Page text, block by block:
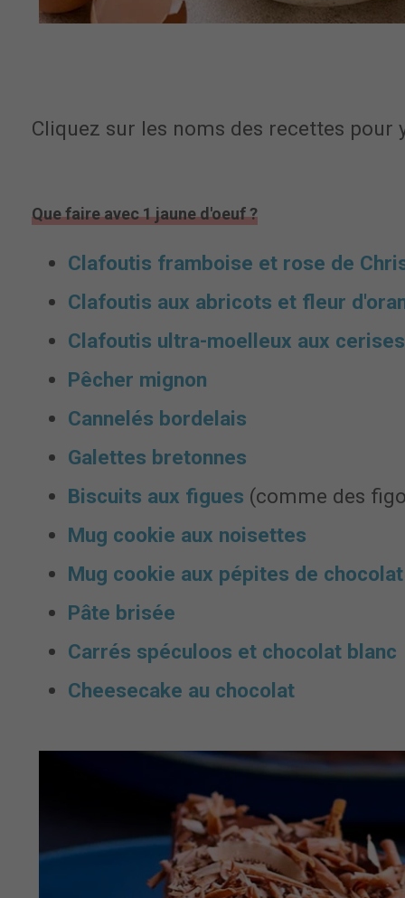
Cliquez sur les noms des recettes pour
Que faire avec 1 jaune d'oeuf ?
Clafoutis framboise et rose de
Clafoutis aux abricots et fleur
Clafoutis ultra-moelleux aux cerises
Pêcher mignon
Cannelés bordelais
Galettes bretonnes
Biscuits aux figues (comme des
Mug cookie aux noisettes
Mug cookie aux pépites de chocolat
Pâte brisée
Carrés spéculoos et chocolat blanc
Cheesecake au chocolat